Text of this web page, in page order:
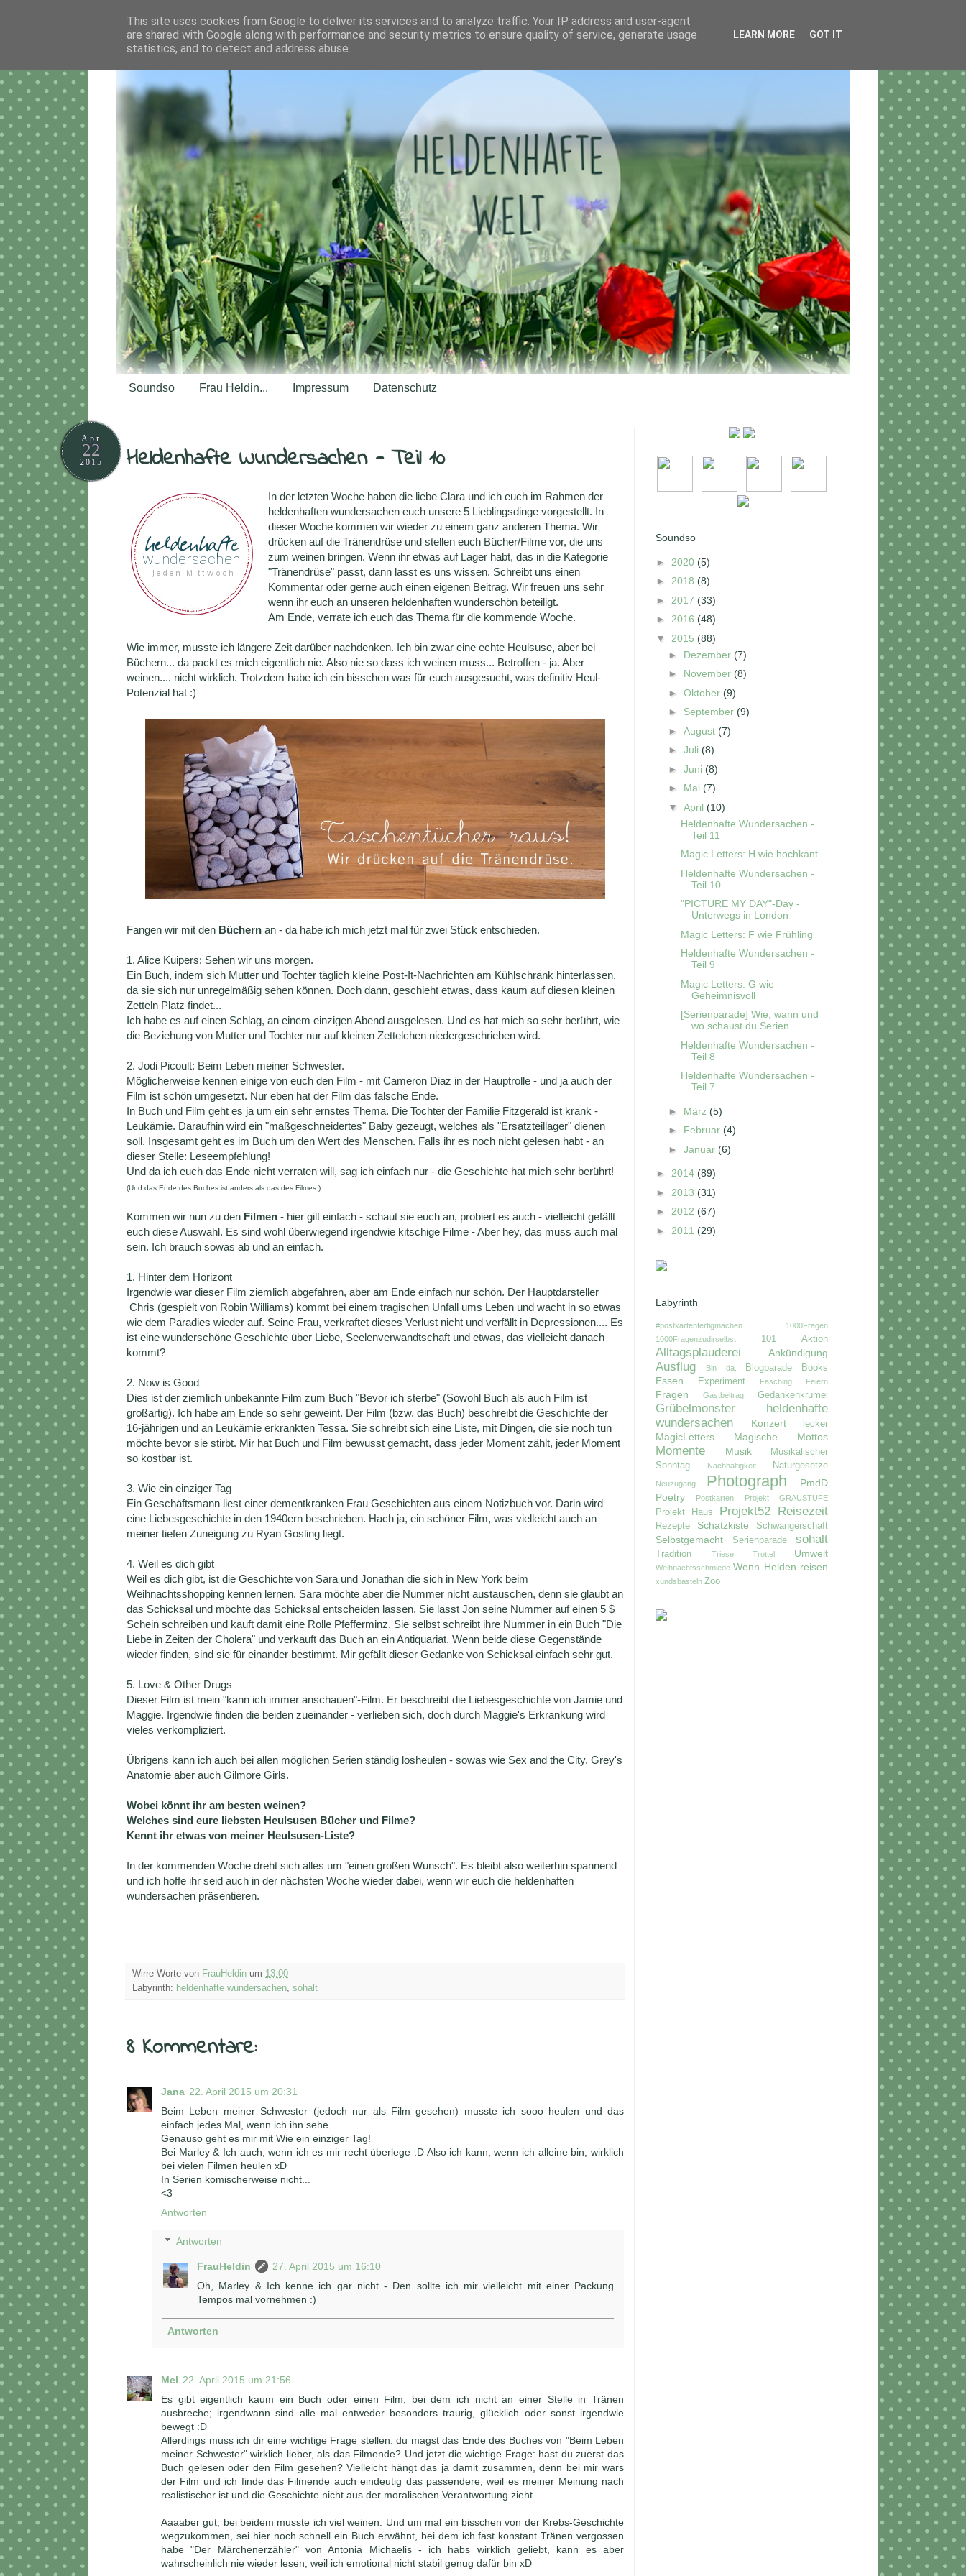
Soundso Frau Heldin... Impressum Datenschutz
Apr
22
2015 Heldenhafte Wundersachen - Teil 10
In der letzten Woche haben die liebe Clara und ich euch im Rahmen der
heldenhaften wundersachen euch unsere 5 Lieblingsdinge vorgestellt. In
dieser Woche kommen wir wieder zu einem ganz anderen Thema. Wir
drücken auf die Tränendrüse und stellen euch Bücher/Filme vor, die uns
zum weinen bringen. Wenn ihr etwas auf Lager habt, das in die Kategorie
"Tränendrüse" passt, dann lasst es uns wissen. Schreibt uns einen
Kommentar oder gerne auch einen eigenen Beitrag. Wir freuen uns sehr
wenn ihr euch an unseren heldenhaften wunderschön beteiligt.
Am Ende, verrate ich euch das Thema für die kommende Woche.
Wie immer, musste ich längere Zeit darüber nachdenken. Ich bin zwar eine echte Heulsuse, aber bei
Büchern... da packt es mich eigentlich nie. Also nie so dass ich weinen muss... Betroffen - ja. Aber
weinen.... nicht wirklich. Trotzdem habe ich ein bisschen was für euch ausgesucht, was definitiv Heul-
Potenzial hat :)
Fangen wir mit den Büchern an - da habe ich mich jetzt mal für zwei Stück entschieden.
1. Alice Kuipers: Sehen wir uns morgen.
Ein Buch, indem sich Mutter und Tochter täglich kleine Post-It-Nachrichten am Kühlschrank hinterlassen,
da sie sich nur unregelmäßig sehen können. Doch dann, geschieht etwas, dass kaum auf diesen kleinen
Zetteln Platz findet...
Ich habe es auf einen Schlag, an einem einzigen Abend ausgelesen. Und es hat mich so sehr berührt, wie
die Beziehung von Mutter und Tochter nur auf kleinen Zettelchen niedergeschrieben wird.
2. Jodi Picoult: Beim Leben meiner Schwester.
Möglicherweise kennen einige von euch den Film - mit Cameron Diaz in der Hauptrolle - und ja auch der
Film ist schön umgesetzt. Nur eben hat der Film das falsche Ende.
In Buch und Film geht es ja um ein sehr ernstes Thema. Die Tochter der Familie Fitzgerald ist krank -
Leukämie. Daraufhin wird ein "maßgeschneidertes" Baby gezeugt, welches als "Ersatzteillager" dienen
soll. Insgesamt geht es im Buch um den Wert des Menschen. Falls ihr es noch nicht gelesen habt - an
dieser Stelle: Leseempfehlung!
Und da ich euch das Ende nicht verraten will, sag ich einfach nur - die Geschichte hat mich sehr berührt!
(Und das Ende des Buches ist anders als das des Filmes.)
Kommen wir nun zu den Filmen - hier gilt einfach - schaut sie euch an, probiert es auch - vielleicht gefällt
euch diese Auswahl. Es sind wohl überwiegend irgendwie kitschige Filme - Aber hey, das muss auch mal
sein. Ich brauch sowas ab und an einfach.
1. Hinter dem Horizont
Irgendwie war dieser Film ziemlich abgefahren, aber am Ende einfach nur schön. Der Hauptdarsteller
Chris (gespielt von Robin Williams) kommt bei einem tragischen Unfall ums Leben und wacht in so etwas
wie dem Paradies wieder auf. Seine Frau, verkraftet dieses Verlust nicht und verfällt in Depressionen.... Es
ist eine wunderschöne Geschichte über Liebe, Seelenverwandtschaft und etwas, das vielleicht danach
kommt?
2. Now is Good
Dies ist der ziemlich unbekannte Film zum Buch "Bevor ich sterbe" (Sowohl Buch als auch Film ist
großartig). Ich habe am Ende so sehr geweint. Der Film (bzw. das Buch) beschreibt die Geschichte der
16-jährigen und an Leukämie erkrankten Tessa. Sie schreibt sich eine Liste, mit Dingen, die sie noch tun
möchte bevor sie stirbt. Mir hat Buch und Film bewusst gemacht, dass jeder Moment zählt, jeder Moment
so kostbar ist.
3. Wie ein einziger Tag
Ein Geschäftsmann liest einer dementkranken Frau Geschichten aus einem Notizbuch vor. Darin wird
eine Liebesgeschichte in den 1940ern beschrieben. Hach ja, ein schöner Film, was vielleicht auch an
meiner tiefen Zuneigung zu Ryan Gosling liegt.
4. Weil es dich gibt
Weil es dich gibt, ist die Geschichte von Sara und Jonathan die sich in New York beim
Weihnachtsshopping kennen lernen. Sara möchte aber die Nummer nicht austauschen, denn sie glaubt an
das Schicksal und möchte das Schicksal entscheiden lassen. Sie lässt Jon seine Nummer auf einen 5 $
Schein schreiben und kauft damit eine Rolle Pfefferminz. Sie selbst schreibt ihre Nummer in ein Buch "Die
Liebe in Zeiten der Cholera" und verkauft das Buch an ein Antiquariat. Wenn beide diese Gegenstände
wieder finden, sind sie für einander bestimmt. Mir gefällt dieser Gedanke von Schicksal einfach sehr gut.
5. Love & Other Drugs
Dieser Film ist mein "kann ich immer anschauen"-Film. Er beschreibt die Liebesgeschichte von Jamie und
Maggie. Irgendwie finden die beiden zueinander - verlieben sich, doch durch Maggie's Erkrankung wird
vieles verkompliziert.
Übrigens kann ich auch bei allen möglichen Serien ständig losheulen - sowas wie Sex and the City, Grey's
Anatomie aber auch Gilmore Girls.
Wobei könnt ihr am besten weinen?
Welches sind eure liebsten Heulsusen Bücher und Filme?
Kennt ihr etwas von meiner Heulsusen-Liste?
In der kommenden Woche dreht sich alles um "einen großen Wunsch". Es bleibt also weiterhin spannend
und ich hoffe ihr seid auch in der nächsten Woche wieder dabei, wenn wir euch die heldenhaften
wundersachen präsentieren.
Wirre Worte von FrauHeldin um 13:00
Labyrinth: heldenhafte wundersachen sohalt
8 Kommentare:
Jana 22. April 2015 um 20:31
Beim Leben meiner Schwester (jedoch nur als Film gesehen) musste ich sooo heulen und das
einfach jedes Mal, wenn ich ihn sehe.
Genauso geht es mir mit Wie ein einziger Tag!
Bei Marley & Ich auch, wenn ich es mir recht überlege :D Also ich kann, wenn ich alleine bin, wirklich
bei vielen Filmen heulen xD
In Serien komischerweise nicht...
<3
Antworten
Antworten
FrauHeldin
27. April 2015 um 16:10
Oh, Marley & Ich kenne ich gar nicht - Den sollte ich mir vielleicht mit einer Packung
Tempos mal vornehmen :)
Antworten
Mel 22. April 2015 um 21:56
Es gibt eigentlich kaum ein Buch oder einen Film, bei dem ich nicht an einer Stelle in Tränen
ausbreche; irgendwann sind alle mal entweder besonders traurig, glücklich oder sonst irgendwie
bewegt :D
Allerdings muss ich dir eine wichtige Frage stellen: du magst das Ende des Buches von "Beim Leben
meiner Schwester" wirklich lieber, als das Filmende? Und jetzt die wichtige Frage: hast du zuerst das
Buch gelesen oder den Film gesehen? Vielleicht hängt das ja damit zusammen, denn bei mir wars
der Film und ich finde das Filmende auch eindeutig das passendere, weil es meiner Meinung nach
realistischer ist und die Geschichte nicht aus der moralischen Verantwortung zieht.
Aaaaber gut, bei beidem musste ich viel weinen. Und um mal ein bisschen von der Krebs-Geschichte
wegzukommen, sei hier noch schnell ein Buch erwähnt, bei dem ich fast konstant Tränen vergossen
habe "Der Märchenerzähler" von Antonia Michaelis - ich habs wirklich geliebt, kann es aber
wahrscheinlich nie wieder lesen, weil ich emotional nicht stabil genug dafür bin xD
Soundso
► 2020 (5)
► 2018 (8)
► 2017 (33)
► 2016 (48)
▼ 2015 (88)
► Dezember (7)
► November (8)
► Oktober (9)
► September (9)
► August (7)
► Juli (8)
► Juni (8)
► Mai (7)
▼ April (10)
Heldenhafte Wundersachen -
Teil 11
Magic Letters: H wie hochkant
Heldenhafte Wundersachen -
Teil 10
"PICTURE MY DAY"-Day -
Unterwegs in London
Magic Letters: F wie Frühling
Heldenhafte Wundersachen -
Teil 9
Magic Letters: G wie
Geheimnisvoll
[Serienparade] Wie, wann und
wo schaust du Serien ...
Heldenhafte Wundersachen -
Teil 8
Heldenhafte Wundersachen -
Teil 7
► März (5)
► Februar (4)
► Januar (6)
► 2014 (89)
► 2013 (31)
► 2012 (67)
► 2011 (29)
Labyrinth
#postkartenfertigmachen
1000Fragen
1000Fragenzudirselbst
101 Aktion
Alltagsplauderei Ankündigung
Ausflug Bin da. Blogparade Books
Essen Experiment Fasching Feiern
Fragen Gastbeitrag Gedankenkrümel
Grübelmonster
heldenhafte
wundersachen
Konzert lecker
MagicLetters Magische Mottos
Momente Musik
Musikalischer
Sonntag
Nachhaltigkeit Naturgesetze
Neuzugang Photograph
PmdD
Poetry
Postkarten Projekt GRAUSTUFE
Projekt Haus Projekt52 Reisezeit
Rezepte Schatzkiste Schwangerschaft
Selbstgemacht Serienparade sohalt
Tradition Triese Trottel Umwelt
Weihnachtsschmiede Wenn Helden reisen
xundsbasteln Zoo
This site uses cookies from Google to deliver its services and to analyze traffic. Your IP address and user-agent
are shared with Google along with performance and security metrics to ensure quality of service, generate usage
statistics, and to detect and address abuse.
LEARN MORE GOT IT